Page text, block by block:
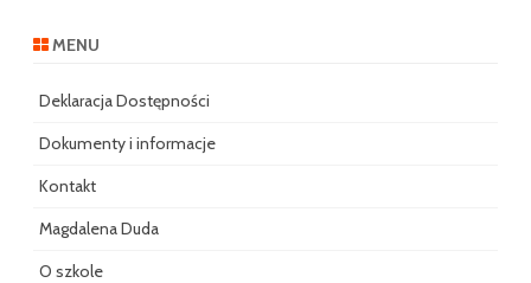
MENU
Deklaracja Dostępności
Dokumenty i informacje
Kontakt
Magdalena Duda
O szkole